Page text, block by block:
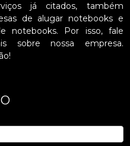
já citados, também
de alugar notebooks e
notebooks. Por isso, fale
sobre nossa empresa.